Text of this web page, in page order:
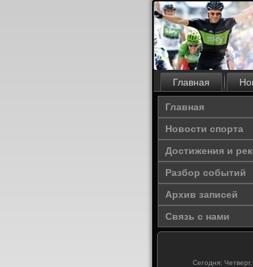
Главная
Главная
Новости спорта
Достижения и
Разбор событий
Архив записей
Связь с нами
Сегодня: Четверг,